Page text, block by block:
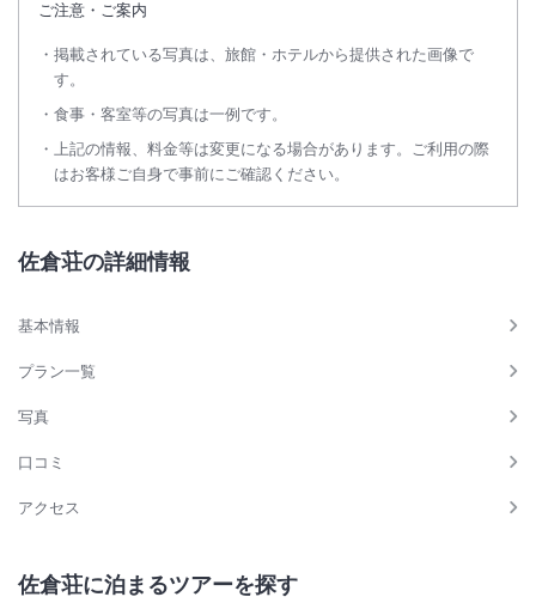
ご注意・ご案内
掲載されている写真は、旅館・ホテルから提供された画像で
す。
食事・客室等の写真は一例です。
上記の情報、料金等は変更になる場合があります。ご利用の際
はお客様ご自身で事前にご確認ください。
佐倉荘の詳細情報
基本情報
プラン一覧
写真
口コミ
アクセス
佐倉荘に泊まるツアーを探す